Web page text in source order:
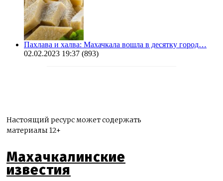
Пахлава и халва: Махачкала вошла в десятку город…
02.02.2023 19:37 (893)
Настоящий ресурс может содержать
материалы 12+
Махачкалинские
известия